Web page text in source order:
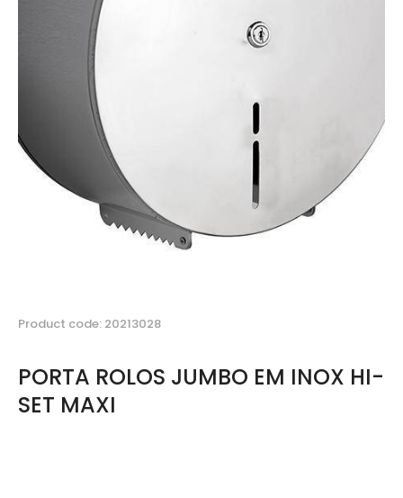
Product code: 20213028
PORTA ROLOS JUMBO EM INOX HI-
SET MAXI